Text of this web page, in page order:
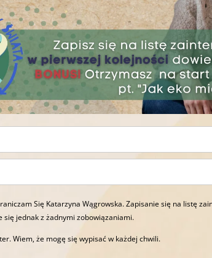
Się Katarzyna Wągrowska. Zapisanie się na listę
jednak z żadnymi zobowiązaniami.
Wiem, że mogę się wypisać w każdej chwili.